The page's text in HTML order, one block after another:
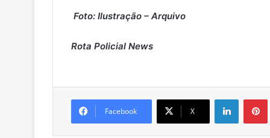
Foto: Ilustração – Arquivo
Rota Policial News
Facebook X